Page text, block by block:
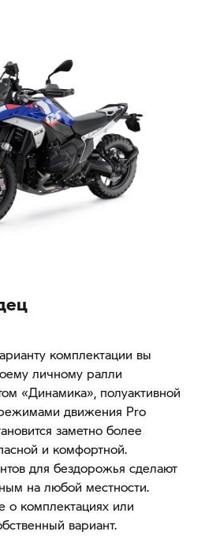
комплектации вы
личному ралли
«Динамика», полуактивной
движения Pro
заметно более
и комфортной.
для бездорожья сделают
на любой местности.
о комплектациях или
вариант.